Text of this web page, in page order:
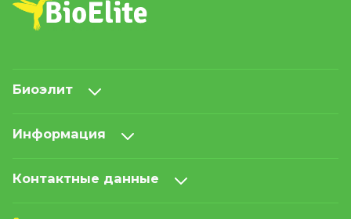
Биоэлит
Информация
Контактные данные